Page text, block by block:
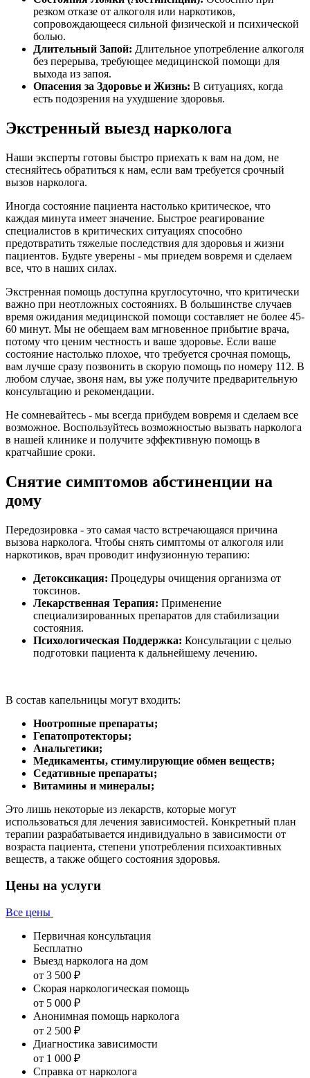
резком отказе от алкоголя или наркотиков,
сопровождающееся сильной физической и психической
болью.
Длительный Запой: Длительное употребление алкоголя
без перерыва, требующее медицинской помощи для
выхода из запоя.
Опасения за Здоровье и Жизнь: В ситуациях, когда
есть подозрения на ухудшение здоровья.
Экстренный выезд нарколога
Наши эксперты готовы быстро приехать к вам на дом, не
стесняйтесь обратиться к нам, если вам требуется срочный
вызов нарколога.
Иногда состояние пациента настолько критическое, что
каждая минута имеет значение. Быстрое реагирование
специалистов в критических ситуациях способно
предотвратить тяжелые последствия для здоровья и жизни
пациентов. Будьте уверены - мы приедем вовремя и сделаем
все, что в наших силах.
Экстренная помощь доступна круглосуточно, что критически
важно при неотложных состояниях. В большинстве случаев
время ожидания медицинской помощи составляет не более 45-
60 минут. Мы не обещаем вам мгновенное прибытие врача,
потому что ценим честность и ваше здоровье. Если ваше
состояние настолько плохое, что требуется срочная помощь,
вам лучше сразу позвонить в скорую помощь по номеру 112. В
любом случае, звоня нам, вы уже получите предварительную
консультацию и рекомендации.
Не сомневайтесь - мы всегда прибудем вовремя и сделаем все
возможное. Воспользуйтесь возможностью вызвать нарколога
в нашей клинике и получите эффективную помощь в
кратчайшие сроки.
Снятие симптомов абстиненции на
дому
Передозировка - это самая часто встречающаяся причина
вызова нарколога. Чтобы снять симптомы от алкоголя или
наркотиков, врач проводит инфузионную терапию:
Детоксикация: Процедуры очищения организма от
токсинов.
Лекарственная Терапия: Применение
специализированных препаратов для стабилизации
состояния.
Психологическая Поддержка: Консультации с целью
подготовки пациента к дальнейшему лечению.
В состав капельницы могут входить:
Ноотропные препараты;
Гепатопротекторы;
Анальгетики;
Медикаменты, стимулирующие обмен веществ;
Седативные препараты;
Витамины и минералы;
Это лишь некоторые из лекарств, которые могут
использоваться для лечения зависимостей. Конкретный план
терапии разрабатывается индивидуально в зависимости от
возраста пациента, степени употребления психоактивных
веществ, а также общего состояния здоровья.
Цены на услуги
Все цены
Первичная консультация
Бесплатно
Выезд нарколога на дом
от 3 500 ₽
Скорая наркологическая помощь
от 5 000 ₽
Анонимная помощь нарколога
от 2 500 ₽
Диагностика зависимости
от 1 000 ₽
Справка от нарколога